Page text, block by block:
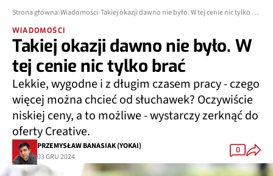
Strona główna Wiadomości Takiej okazji dawno nie było. W tej cenie nic tylko brać
WIADOMOŚCI
Takiej okazji dawno nie było. W
tej cenie nic tylko brać
Lekkie, wygodne i z długim czasem pracy - czego
więcej można chcieć od słuchawek? Oczywiście
niskiej ceny, a to możliwe - wystarczy zerknąć do
oferty Creative.
PRZEMYSŁAW BANASIAK (YOKAI)
03 GRU 2024
0